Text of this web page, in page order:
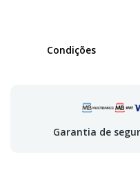
Condições
Garantia de